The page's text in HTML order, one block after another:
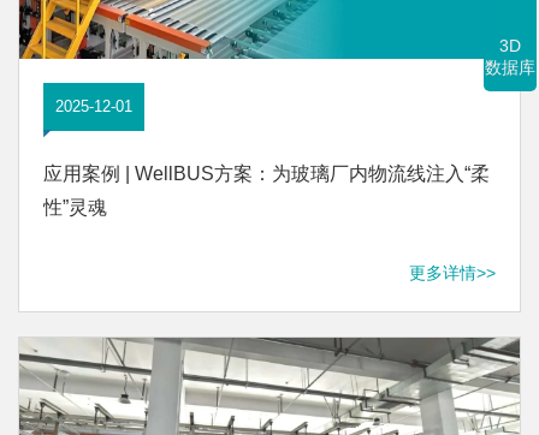
2025-12-01
应用案例 | WellBUS方案：为玻璃厂内物流线注入“柔
性”灵魂
更多详情>>
3D
数据库